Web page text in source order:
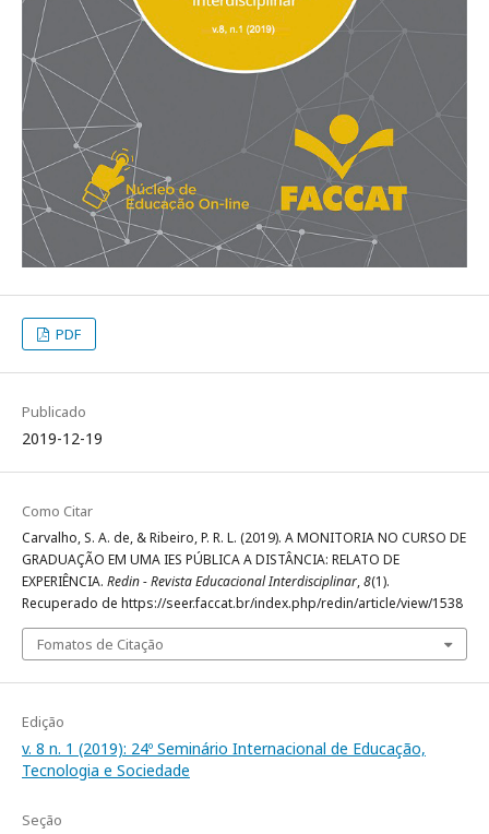
PDF
Publicado
2019-12-19
Como Citar
Carvalho, S. A. de, & Ribeiro, P. R. L. (2019). A MONITORIA NO CURSO DE
GRADUAÇÃO EM UMA IES PÚBLICA A DISTÂNCIA: RELATO DE
EXPERIÊNCIA. Redin - Revista Educacional Interdisciplinar,8(1).
Recuperado de https://seer.faccat.br/index.php/redin/article/view/1538
Fomatos de Citação
Edição
v. 8 n. 1 (2019): 24º Seminário Internacional de Educação,
Tecnologia e Sociedade
Seção